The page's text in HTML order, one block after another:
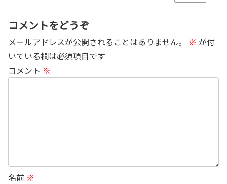
コメントをどうぞ
メールアドレスが公開されることはありません。 ※ が付
いている欄は必須項目です
コメント ※
名前 ※